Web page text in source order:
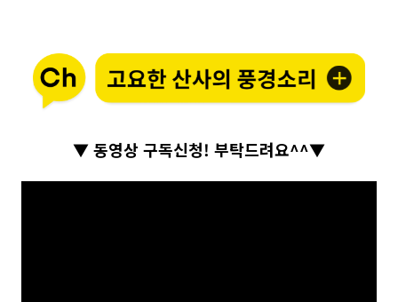
▼ 동영상 구독신청! 부탁드려요^^▼